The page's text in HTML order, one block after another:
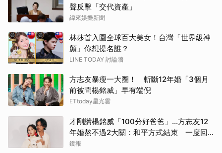
聲反擊「交代資產」
緯來娛樂新聞
林莎首入圍全球百大美女！台灣「世界級神
顏」你想提名誰？
LINE TODAY 討論牆
方志友暴瘦一大圈！ 斬斷12年婚「3個月
前被問楊銘威」早有端倪
ETtoday星光雲
才剛讚楊銘威「100分好爸爸」...方志友12
年婚熬不過2大關：和平方式結束 一度回
溫同框聚會仍告吹
鏡報